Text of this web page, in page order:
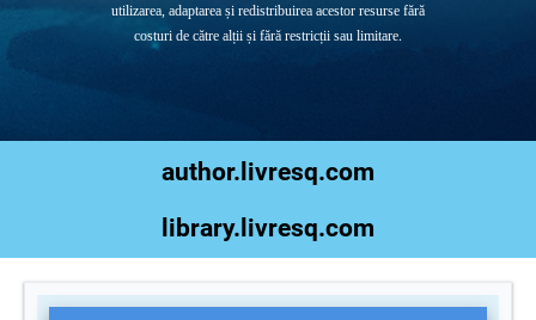
utilizarea, adaptarea și redistribuirea acestor resurse fără
costuri de către alții și fără restricții sau limitare.
author.livresq.com
library.livresq.com